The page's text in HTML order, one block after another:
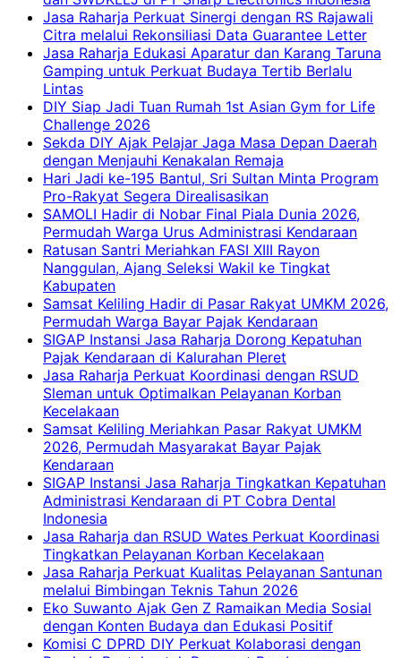
Jasa Raharja Perkuat Sinergi dengan RS Rajawali
Citra melalui Rekonsiliasi Data Guarantee Letter
Jasa Raharja Edukasi Aparatur dan Karang Taruna
Gamping untuk Perkuat Budaya Tertib Berlalu
Lintas
DIY Siap Jadi Tuan Rumah 1st Asian Gym for Life
Challenge 2026
Sekda DIY Ajak Pelajar Jaga Masa Depan Daerah
dengan Menjauhi Kenakalan Remaja
Hari Jadi ke-195 Bantul, Sri Sultan Minta Program
Pro-Rakyat Segera Direalisasikan
SAMOLI Hadir di Nobar Final Piala Dunia 2026,
Permudah Warga Urus Administrasi Kendaraan
Ratusan Santri Meriahkan FASI XIII Rayon
Nanggulan, Ajang Seleksi Wakil ke Tingkat
Kabupaten
Samsat Keliling Hadir di Pasar Rakyat UMKM 2026,
Permudah Warga Bayar Pajak Kendaraan
SIGAP Instansi Jasa Raharja Dorong Kepatuhan
Pajak Kendaraan di Kalurahan Pleret
Jasa Raharja Perkuat Koordinasi dengan RSUD
Sleman untuk Optimalkan Pelayanan Korban
Kecelakaan
Samsat Keliling Meriahkan Pasar Rakyat UMKM
2026, Permudah Masyarakat Bayar Pajak
Kendaraan
SIGAP Instansi Jasa Raharja Tingkatkan Kepatuhan
Administrasi Kendaraan di PT Cobra Dental
Indonesia
Jasa Raharja dan RSUD Wates Perkuat Koordinasi
Tingkatkan Pelayanan Korban Kecelakaan
Jasa Raharja Perkuat Kualitas Pelayanan Santunan
melalui Bimbingan Teknis Tahun 2026
Eko Suwanto Ajak Gen Z Ramaikan Media Sosial
dengan Konten Budaya dan Edukasi Positif
Komisi C DPRD DIY Perkuat Kolaborasi dengan